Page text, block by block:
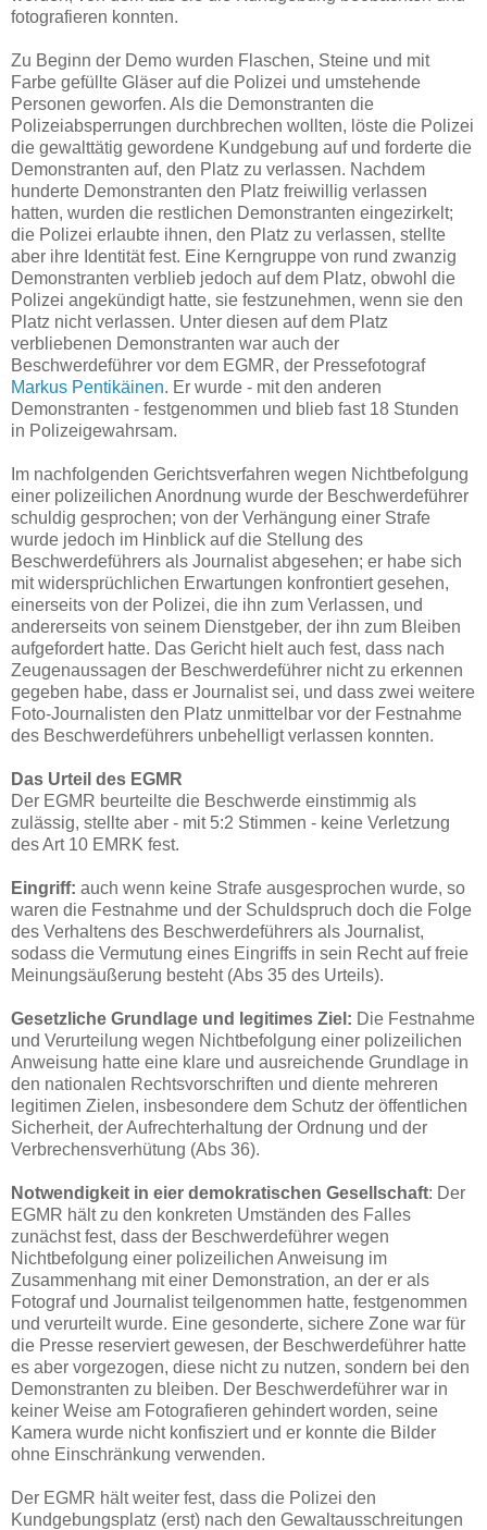
fotografieren konnten.
Zu Beginn der Demo wurden Flaschen, Steine und mit
Farbe gefüllte Gläser auf die Polizei und umstehende
Personen geworfen. Als die Demonstranten die
Polizeiabsperrungen durchbrechen wollten, löste die Polizei
die gewalttätig gewordene Kundgebung auf und forderte die
Demonstranten auf, den Platz zu verlassen. Nachdem
hunderte Demonstranten den Platz freiwillig verlassen
hatten, wurden die restlichen Demonstranten eingezirkelt;
die Polizei erlaubte ihnen, den Platz zu verlassen, stellte
aber ihre Identität fest. Eine Kerngruppe von rund zwanzig
Demonstranten verblieb jedoch auf dem Platz, obwohl die
Polizei angekündigt hatte, sie festzunehmen, wenn sie den
Platz nicht verlassen. Unter diesen auf dem Platz
verbliebenen Demonstranten war auch der
Beschwerdeführer vor dem EGMR, der Pressefotograf
Markus Pentikäinen. Er wurde - mit den anderen
Demonstranten - festgenommen und blieb fast 18 Stunden
in Polizeigewahrsam.
Im nachfolgenden Gerichtsverfahren wegen Nichtbefolgung
einer polizeilichen Anordnung wurde der Beschwerdeführer
schuldig gesprochen; von der Verhängung einer Strafe
wurde jedoch im Hinblick auf die Stellung des
Beschwerdeführers als Journalist abgesehen; er habe sich
mit widersprüchlichen Erwartungen konfrontiert gesehen,
einerseits von der Polizei, die ihn zum Verlassen, und
andererseits von seinem Dienstgeber, der ihn zum Bleiben
aufgefordert hatte. Das Gericht hielt auch fest, dass nach
Zeugenaussagen der Beschwerdeführer nicht zu erkennen
gegeben habe, dass er Journalist sei, und dass zwei weitere
Foto-Journalisten den Platz unmittelbar vor der Festnahme
des Beschwerdeführers unbehelligt verlassen konnten.
Das Urteil des EGMR
Der EGMR beurteilte die Beschwerde einstimmig als
zulässig, stellte aber - mit 5:2 Stimmen - keine Verletzung
des Art 10 EMRK fest.
Eingriff: auch wenn keine Strafe ausgesprochen wurde, so
waren die Festnahme und der Schuldspruch doch die Folge
des Verhaltens des Beschwerdeführers als Journalist,
sodass die Vermutung eines Eingriffs in sein Recht auf freie
Meinungsäußerung besteht (Abs 35 des Urteils).
Gesetzliche Grundlage und legitimes Ziel: Die Festnahme
und Verurteilung wegen Nichtbefolgung einer polizeilichen
Anweisung hatte eine klare und ausreichende Grundlage in
den nationalen Rechtsvorschriften und diente mehreren
legitimen Zielen, insbesondere dem Schutz der öffentlichen
Sicherheit, der Aufrechterhaltung der Ordnung und der
Verbrechensverhütung (Abs 36).
Notwendigkeit in eier demokratischen Gesellschaft: Der
EGMR hält zu den konkreten Umständen des Falles
zunächst fest, dass der Beschwerdeführer wegen
Nichtbefolgung einer polizeilichen Anweisung im
Zusammenhang mit einer Demonstration, an der er als
Fotograf und Journalist teilgenommen hatte, festgenommen
und verurteilt wurde. Eine gesonderte, sichere Zone war für
die Presse reserviert gewesen, der Beschwerdeführer hatte
es aber vorgezogen, diese nicht zu nutzen, sondern bei den
Demonstranten zu bleiben. Der Beschwerdeführer war in
keiner Weise am Fotografieren gehindert worden, seine
Kamera wurde nicht konfisziert und er konnte die Bilder
ohne Einschränkung verwenden.
Der EGMR hält weiter fest, dass die Polizei den
Kundgebungsplatz (erst) nach den Gewaltausschreitungen